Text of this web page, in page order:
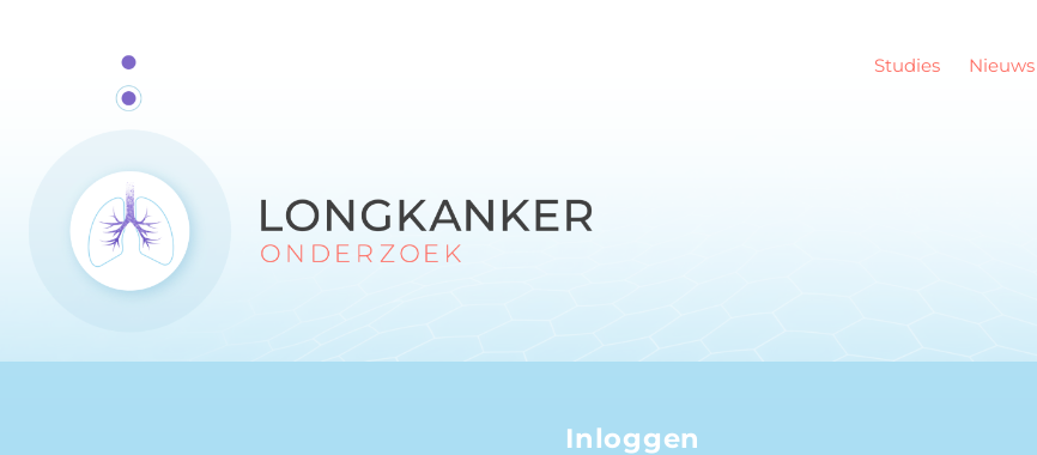
Studies Nieuws
Inloggen